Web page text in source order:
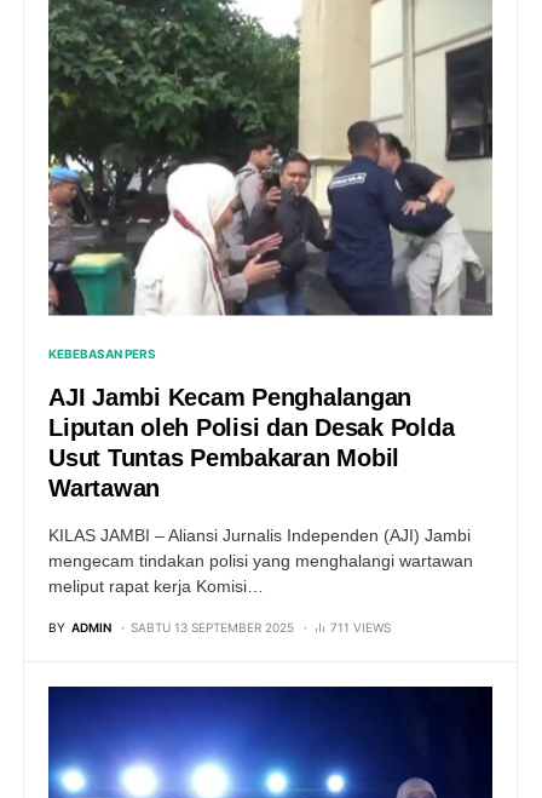
KEBEBASAN PERS
AJI Jambi Kecam Penghalangan
Liputan oleh Polisi dan Desak Polda
Usut Tuntas Pembakaran Mobil
Wartawan
KILAS JAMBI – Aliansi Jurnalis Independen (AJI) Jambi
mengecam tindakan polisi yang menghalangi wartawan
meliput rapat kerja Komisi…
BY ADMIN SABTU 13 SEPTEMBER 2025 711 VIEWS